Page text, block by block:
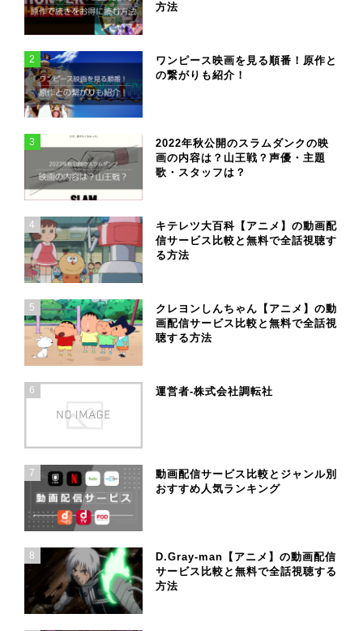
方法
2
ワンピース映画を見る順番！原作と
の繋がりも紹介！
3
2022年秋公開のスラムダンクの映
画の内容は？山王戦？声優・主題
歌・スタッフは？
4
キテレツ大百科【アニメ】の動画配
信サービス比較と無料で全話視聴す
る方法
5
クレヨンしんちゃん【アニメ】の動
画配信サービス比較と無料で全話視
聴する方法
6 運営者-株式会社調転社
7
動画配信サービス比較とジャンル別
おすすめ人気ランキング
8
D.Gray-man【アニメ】の動画配信
サービス比較と無料で全話視聴する
方法